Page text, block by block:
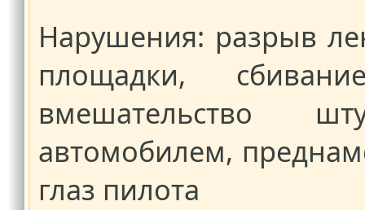
Нарушения: разрыв
площадки,
вмешательство
автомобилем,
глаз пилота